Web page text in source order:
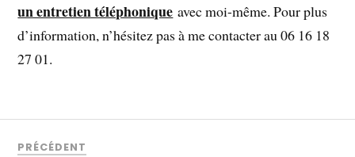
un entretien téléphonique avec moi-même. Pour plus
d’information, n’hésitez pas à me contacter au 06 16 18
27 01.
PRÉCÉDENT